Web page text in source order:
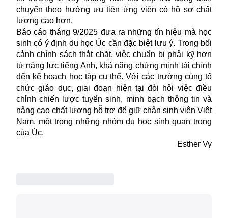
chuyển theo hướng ưu tiên ứng viên có hồ sơ chất
lượng cao hơn.
Báo cáo tháng 9/2025 đưa ra những tín hiệu mà học
sinh có ý định du học Úc cần đặc biệt lưu ý. Trong bối
cảnhchính sách thắt chặt, việc chuẩn bị phải kỹ hơn
từ năng lực tiếng Anh, khả năng chứng minh tài chính
đến kế hoạch học tập cụ thể. Với các trường cùng tổ
chức giáo dục, giai đoạn hiện tại đòi hỏi việc điều
chỉnh chiến lược tuyển sinh, minh bạch thông tin và
nâng cao chất lượng hỗ trợ để giữ chân sinh viên Việt
Nam, một trong những nhóm du học sinh quan trọng
của Úc.
Esther Vy